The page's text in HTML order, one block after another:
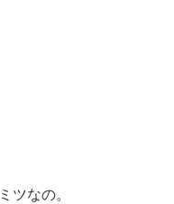
ツなの。